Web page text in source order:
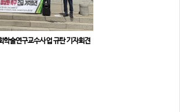
토론회자료
술연구교수사업 규탄 기자회견